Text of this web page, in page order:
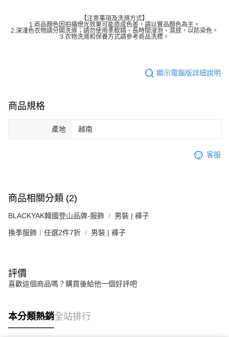
【注意事項及洗滌方式】
1.商品顏色因拍攝燈光效果可能造成色差，請以實品顏色為主。
2.深淺色衣物請分開洗滌；請勿使用柔軟精、長時間浸泡、濕放，以防染色。
3.衣物洗滌和保養方式請參考商品洗標。
顯示電腦版詳細說明
商品規格
產地 越南
客服
商品相關分類 (2)
BLACKYAK韓國登山品牌-服飾 男裝 | 褲子
換季服飾｜任選2件7折 男裝 | 褲子
評價
喜歡這個商品嗎？購買後給他一個好評吧
本分類熱銷全站排行